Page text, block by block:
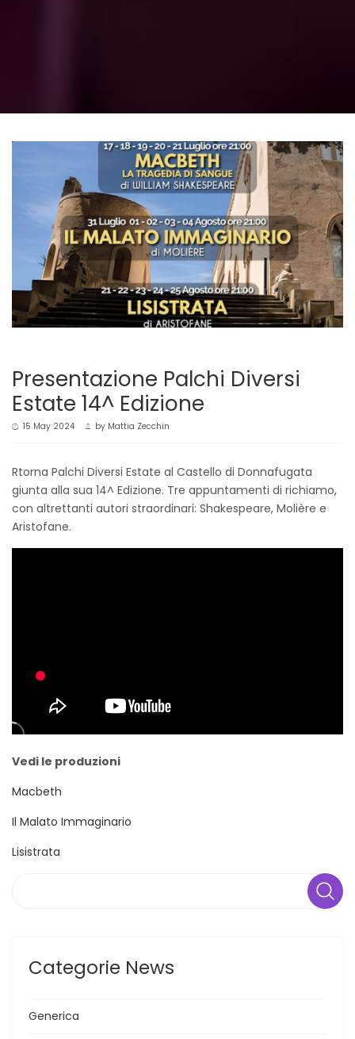
Presentazione Palchi Diversi
Estate 14^ Edizione
15 May 2024 by Mattia Zecchin
Rtorna Palchi Diversi Estate al Castello di Donnafugata
giunta alla sua 14^ Edizione. Tre appuntamenti di richiamo,
con altrettanti autori straordinari: Shakespeare, Molière e
Aristofane.
Vedi le produzioni
Macbeth
Il Malato Immaginario
Lisistrata
Categorie News
Generica